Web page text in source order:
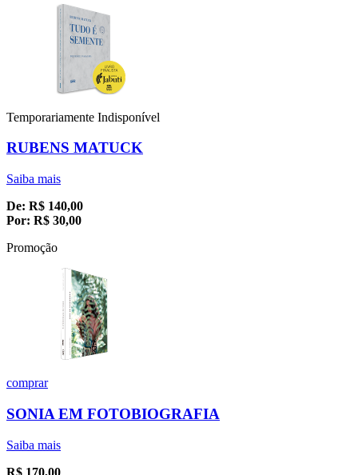
Temporariamente Indisponível
RUBENS MATUCK
Saiba mais
De: R$ 140,00
Por: R$ 30,00
Promoção
comprar
SONIA EM FOTOBIOGRAFIA
Saiba mais
R$ 170,00